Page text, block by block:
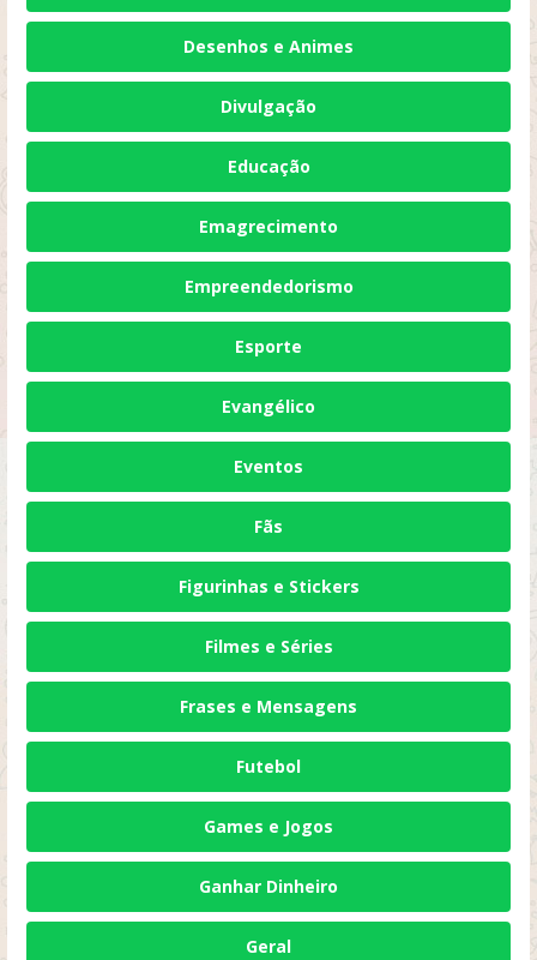
Desenhos e Animes
Divulgação
Educação
Emagrecimento
Empreendedorismo
Esporte
Evangélico
Eventos
Fãs
Figurinhas e Stickers
Filmes e Séries
Frases e Mensagens
Futebol
Games e Jogos
Ganhar Dinheiro
Geral